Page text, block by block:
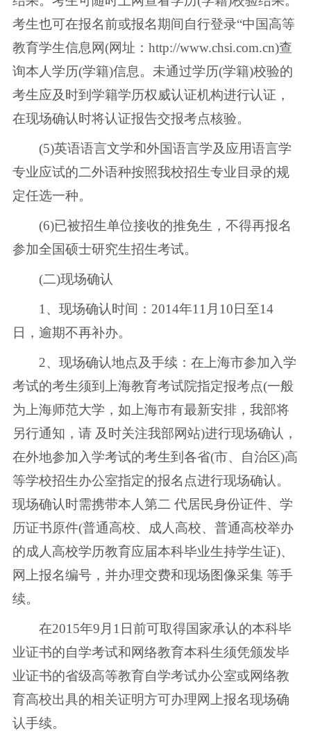
考生也可在报名前或报名期间自行登录“中国高等
教育学生信息网(网址：http://www.chsi.com.cn)查
询本人学历(学籍)信息。未通过学历(学籍)校验的
考生应及时到学籍学历权威认证机构进行认证，
在现场确认时将认证报告交报考点核验。
(5)英语语言文学和外国语言学及应用语言学
专业应试的二外语种按照我校招生专业目录的规
定任选一种。
(6)已被招生单位接收的推免生，不得再报名
参加全国硕士研究生招生考试。
(二)现场确认
1、现场确认时间：2014年11月10日至14
日，逾期不再补办。
2、现场确认地点及手续：在上海市参加入学
考试的考生须到上海教育考试院指定报考点(一般
为上海师范大学，如上海市有最新安排，我部将
另行通知，请 及时关注我部网站)进行现场确认，
在外地参加入学考试的考生到各省(市、自治区)高
等学校招生办公室指定的报名点进行现场确认。
现场确认时需携带本人第二 代居民身份证件、学
历证书原件(普通高校、成人高校、普通高校举办
的成人高校学历教育应届本科毕业生持学生证)、
网上报名编号，并办理交费和现场图像采集 等手
续。
在2015年9月1日前可取得国家承认的本科毕
业证书的自学考试和网络教育本科生须凭颁发毕
业证书的省级高等教育自学考试办公室或网络教
育高校出具的相关证明方可办理网上报名现场确
认手续。